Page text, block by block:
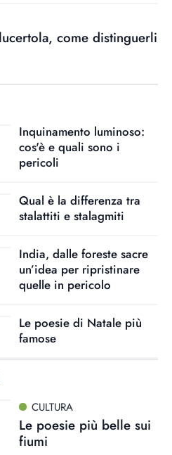
come distinguerli
Inquinamento luminoso:
cos'è e quali sono i
pericoli
Qual è la differenza tra
stalattiti e stalagmiti
India, dalle foreste sacre
un’idea per ripristinare
quelle in pericolo
Le poesie di Natale più
famose
CULTURA
Le poesie più belle sui
fiumi